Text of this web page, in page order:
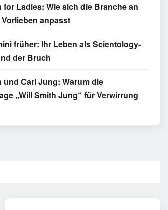
for Ladies: Wie sich die Branche an
anpasst
früher: Ihr Leben als Scientology-
der Bruch
und Carl Jung: Warum die
„Will Smith Jung“ für Verwirrung